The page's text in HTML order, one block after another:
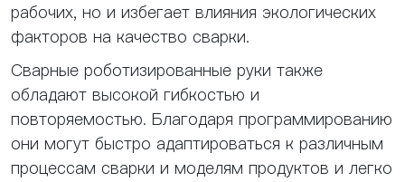
рабочих, но и избегает влияния экологических
факторов на качество сварки.
Сварные роботизированные руки также
обладают высокой гибкостью и
повторяемостью. Благодаря программированию
они могут быстро адаптироваться к различным
процессам сварки и моделям продуктов и легко